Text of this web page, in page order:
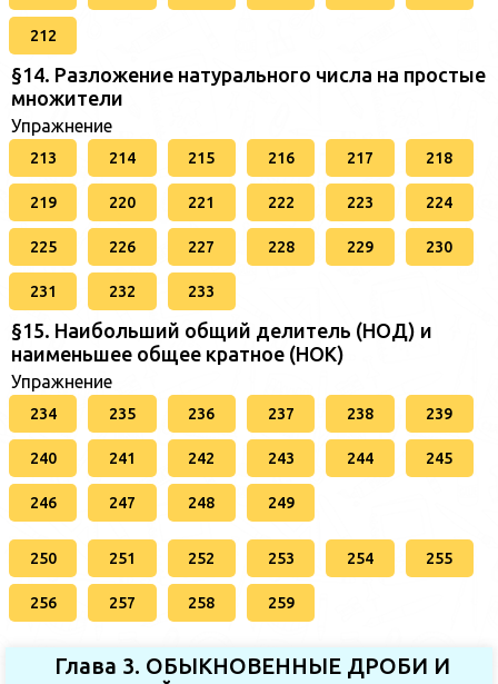
212
§14. Разложение натурального числа на простые
множители
Упражнение
213 214 215 216 217 218
219 220 221 222 223 224
225 226 227 228 229 230
231 232 233
§15. Наибольший общий делитель (НОД) и
наименьшее общее кратное (НОК)
Упражнение
234 235 236 237 238 239
240 241 242 243 244 245
246 247 248 249
250 251 252 253 254 255
256 257 258 259
Глава 3. ОБЫКНОВЕННЫЕ ДРОБИ И